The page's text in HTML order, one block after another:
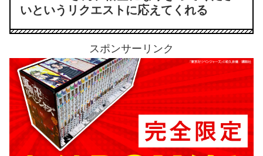
いというリクエストに応えてくれる
スポンサーリンク